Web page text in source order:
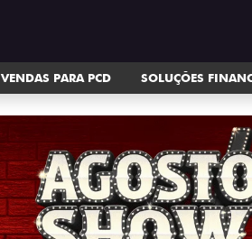
VENDAS PARA PCD SOLUÇÕES